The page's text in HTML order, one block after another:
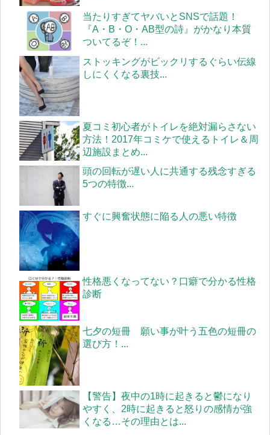
当たりすぎてヤバいとSNSで話題！
『A・B・O・AB型の詩』がかなり本質
ついてるぞ！...
ストッキングがビックリするぐらい伝線
しにくくなる裏技...
夏コミ初心者がトイレを絶対漏らさない
方法！2017年コミケで使えるトイレ＆周
辺施設まとめ...
頭の回転が遅い人に共通する残念すぎる
5つの特徴...
すぐに興奮状態に陥る人の悪い特徴
性格悪くなってない？口癖で分かる性格
診断
七夕の短冊 願い事が叶う五色の短冊の
選び方！...
【警告】夜中の1時に起きると鬱になり
やすく、2時に起きると怒りの感情が強
くなる…その理由とは...